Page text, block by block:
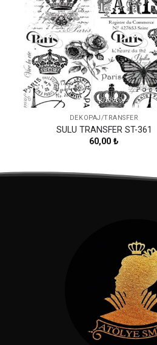
DEKOPAJ/TRANSFER
SULU TRANSFER ST-361
60,00₺